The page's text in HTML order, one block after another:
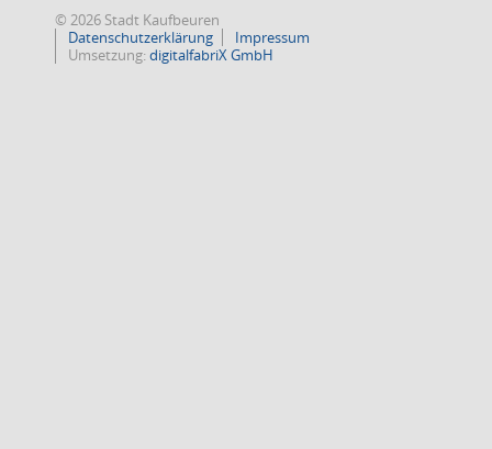
© 2026 Stadt Kaufbeuren
Datenschutzerklärung
Impressum
Umsetzung:digitalfabriX GmbH